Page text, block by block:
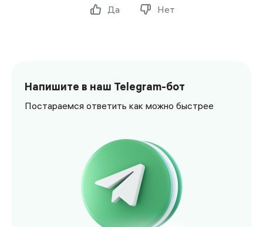
Да Нет
Напишите в наш Telegram-бот
Постараемся ответить как можно быстрее